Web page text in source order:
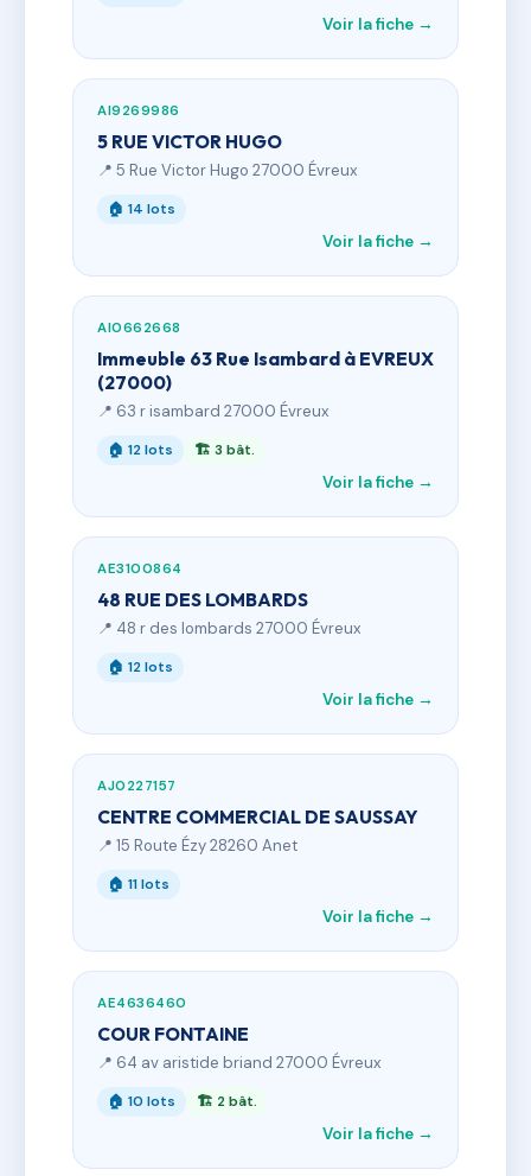
Voir la fiche →
AI9269986
5 RUE VICTOR HUGO
📍 5 Rue Victor Hugo 27000 Évreux
🏠 14 lots
Voir la fiche →
AI0662668
Immeuble 63 Rue Isambard à EVREUX
(27000)
📍 63 r isambard 27000 Évreux
🏠 12 lots 🏗 3 bât.
Voir la fiche →
AE3100864
48 RUE DES LOMBARDS
📍 48 r des lombards 27000 Évreux
🏠 12 lots
Voir la fiche →
AJ0227157
CENTRE COMMERCIAL DE SAUSSAY
📍 15 Route Ézy 28260 Anet
🏠 11 lots
Voir la fiche →
AE4636460
COUR FONTAINE
📍 64 av aristide briand 27000 Évreux
🏠 10 lots 🏗 2 bât.
Voir la fiche →